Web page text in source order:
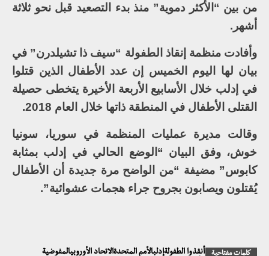
من بين “الأكثر دموية” منذ بدء التصعيد قبل نحو ثلاثة
أشهر.
وأفادت منظمة إنقاذ الطفولة “سيف ذا تشيلدرن” في
بيان لها اليوم الخميس إن عدد الأطفال الذين قتلوا
في إدلب خلال الأسابيع الأربعة الأخيرة يتخطى حصيلة
القتلى الأطفال في المنطقة ذاتها خلال العام 2018.
وقالت مديرة عمليات المنظمة في سوريا، سونيا
خوش، وفق البيان “الوضع الحالي في إدلب بمثابة
كابوس” مضيفة “من الواضح مرة جديدة أن الأطفال
يُقتلون ويصابون بجروح جراء هجمات عشوائية”.
كلمات مفتاحية أنقذوا الطفولةإدلبالأمم المتحدةالاتحاد الأوروبيالمفوضية